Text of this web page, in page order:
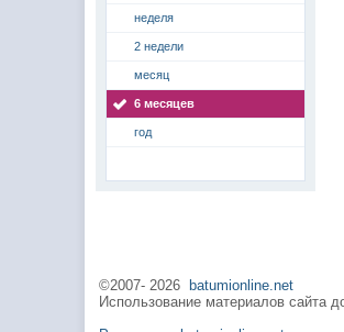
неделя
2 недели
месяц
6 месяцев
год
©2007-2026
batumionline.net
Использование материалов сайта